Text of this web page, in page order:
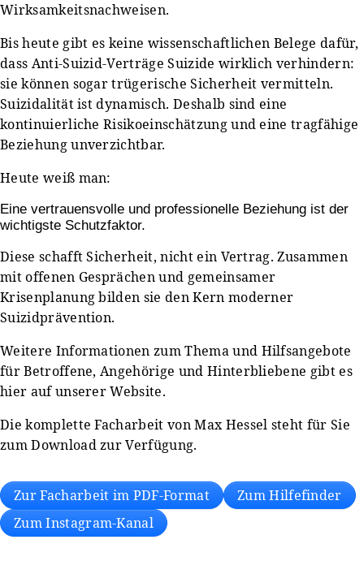
Wirksamkeitsnachweisen.
Bis heute gibt es keine wissenschaftlichen Belege dafür,
dass Anti-Suizid-Verträge Suizide wirklich verhindern:
sie können sogar trügerische Sicherheit vermitteln.
Suizidalität ist dynamisch. Deshalb sind eine
kontinuierliche Risikoeinschätzung und eine tragfähige
Beziehung unverzichtbar.
Heute weiß man:
Eine vertrauensvolle und professionelle Beziehung ist der
wichtigste Schutzfaktor.
Diese schafft Sicherheit, nicht ein Vertrag. Zusammen
mit offenen Gesprächen und gemeinsamer
Krisenplanung bilden sie den Kern moderner
Suizidprävention.
Weitere Informationen zum Thema und Hilfsangebote
für Betroffene, Angehörige und Hinterbliebene gibt es
hier auf unserer Website.
Die komplette Facharbeit von Max Hessel steht für Sie
zum Download zur Verfügung.
Zur Facharbeit im PDF-Format
Zum Hilfefinder
Zum Instagram-Kanal